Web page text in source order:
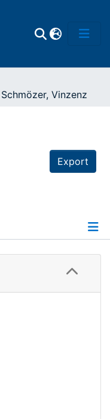
Schmözer, Vinzenz
Export